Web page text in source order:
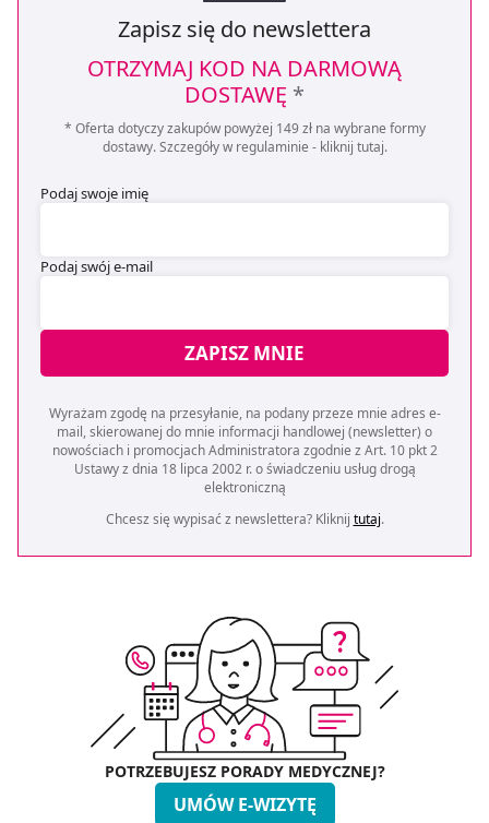
Zapisz się do newslettera
OTRZYMAJ KOD NA DARMOWĄ
DOSTAWĘ *
* Oferta dotyczy zakupów powyżej 149 zł na wybrane formy
dostawy. Szczegóły w regulaminie - kliknij tutaj.
Podaj swoje imię
Podaj swój e-mail
ZAPISZ MNIE
Wyrażam zgodę na przesyłanie, na podany przeze mnie adres e-
mail, skierowanej do mnie informacji handlowej (newsletter) o
nowościach i promocjach Administratora zgodnie z Art. 10 pkt 2
Ustawy z dnia 18 lipca 2002 r. o świadczeniu usług drogą
elektroniczną
Chcesz się wypisać z newslettera? Kliknij tutaj.
POTRZEBUJESZ PORADY MEDYCZNEJ?
UMÓW E-WIZYTĘ